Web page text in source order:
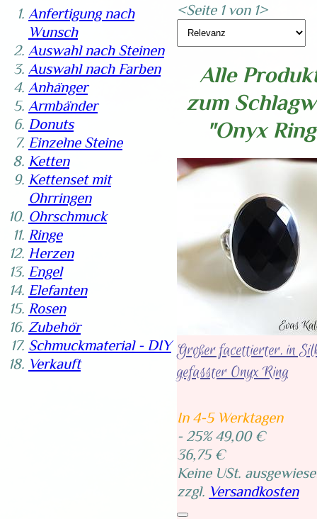
Anfertigung nach
Wunsch
Auswahl nach Steinen
Auswahl nach Farben
Anhänger
Armbänder
Donuts
Einzelne Steine
Ketten
Kettenset mit
Ohrringen
Ohrschmuck
Ringe
Herzen
Engel
Elefanten
Rosen
Zubehör
Schmuckmaterial - DIY
Verkauft
<Seite 1 von 1>
Alle
zum
"Onyx
Großer facettierter, in
gefasster Onyx Ring
In 4-5 Werktagen
- 25%49,00 €
36,75 €
Keine USt.
zzgl. Versandkosten